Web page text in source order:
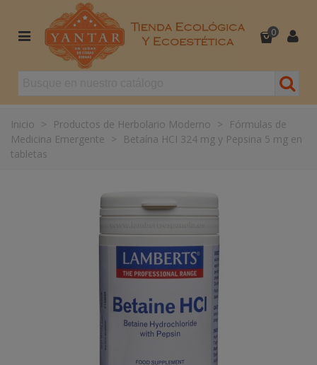
0
Inicio > Productos de Herbolario Moderno >
Fórmulas de
Medicina Emergente >
Betaína HCI 324 mg y Pepsina 5 mg en
tabletas